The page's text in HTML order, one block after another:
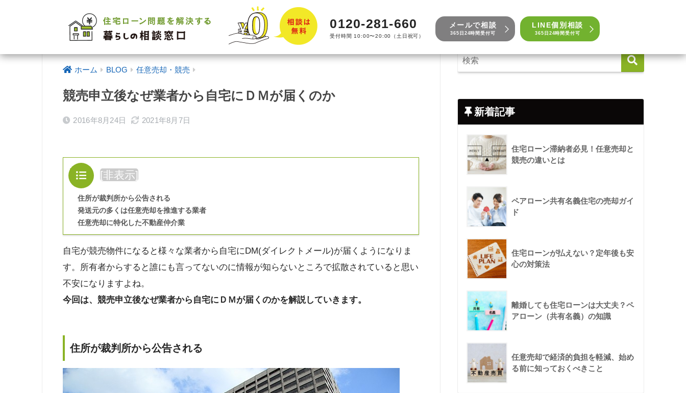
0120-281-660
受付時間 10:00〜20:00（土日祝可）
メールで相談
365日24時間受付可
LINE個別相談
365日24時間受付可
ホーム BLOG 任意売却・競売
競売申立後なぜ業者から自宅にＤＭが届くのか
2016年8月24日 2021年8月7日
目次 [非表示]
住所が裁判所から公告される
発送元の多くは任意売却を推進する業者
任意売却に特化した不動産仲介業
自宅が競売物件になると様々な業者から自宅にDM(ダイレクトメール)が届くようになりま
す。所有者からすると誰にも言ってないのに情報が知らないところで拡散されていると思い
不安になりますよね。
今回は、競売申立後なぜ業者から自宅にＤＭが届くのかを解説していきます。
住所が裁判所から公告される
新着記事
住宅ローン滞納者必見！任意売却と
競売の違いとは
ペアローン共有名義住宅の売却ガイ
ド
住宅ローンが払えない？定年後も安
心の対策法
離婚しても住宅ローンは大丈夫？ペ
アローン（共有名義）の知識
任意売却で経済的負担を軽減、始め
る前に知っておくべきこと